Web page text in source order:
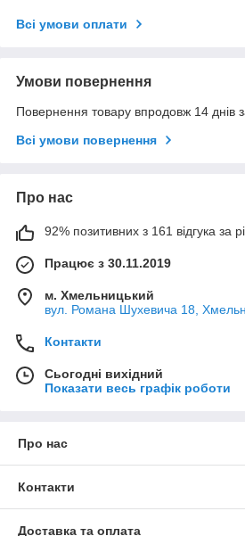
Всі умови оплати
Умови повернення
Повернення товару впродовж 14 днів
Всі умови повернення
Про нас
92% позитивних з 161 відгука за
Працює з 30.11.2019
м. Хмельницький
вул. Романа Шухевича 18,
Контакти
Сьогодні вихідний
Показати весь графік роботи
Про нас
Контакти
Доставка та оплата